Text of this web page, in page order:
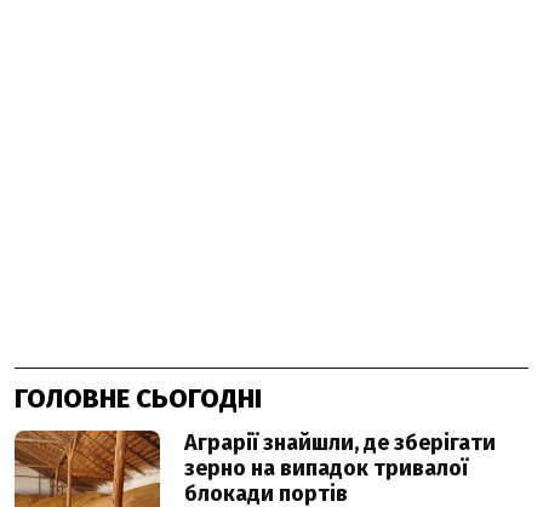
ГОЛОВНЕ СЬОГОДНІ
Аграрії знайшли, де зберігати
зерно на випадок тривалої
блокади портів